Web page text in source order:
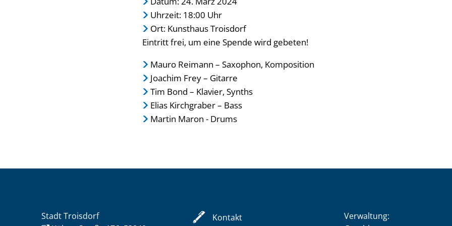
Uhrzeit: 18:00 Uhr
Ort: Kunsthaus Troisdorf
Eintritt frei, um eine Spende wird gebeten!
Mauro Reimann – Saxophon, Komposition
Joachim Frey – Gitarre
Tim Bond – Klavier, Synths
Elias Kirchgraber – Bass
Martin Maron - Drums
Stadt Troisdorf
Kontakt
Verwaltung: